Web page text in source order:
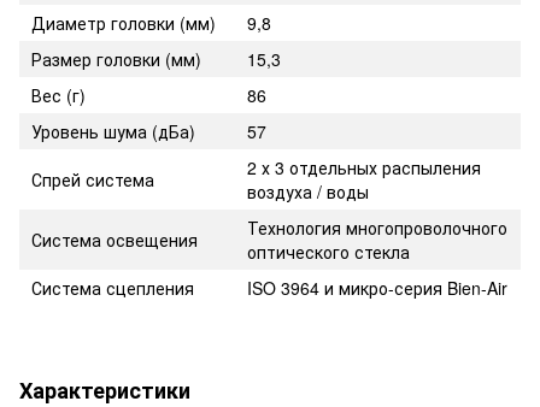
Диаметр головки (мм)
9,8
Размер головки (мм)
15,3
Вес (г)
86
Уровень шума (дБа)
57
Спрей система
2 х 3 отдельных распыления
воздуха / воды
Система освещения
Технология многопроволочного
оптического стекла
Система сцепления
ISO 3964 и микро-серия Bien-Air
Характеристики